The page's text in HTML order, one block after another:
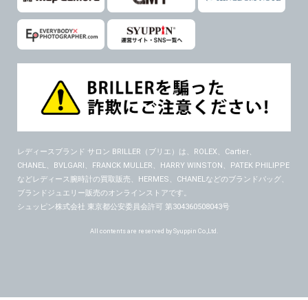
レディースブランド サロン BRILLER（ブリエ） は、ROLEX、Cartier、
CHANEL、BVLGARI、FRANCK MULLER、HARRY WINSTON、PATEK PHILIPPE
などレディース腕時計の買取販売、HERMES、CHANELなどのブランドバッグ、
ブランドジュエリー販売のオンラインストアです。
シュッピン株式会社 東京都公安委員会許可 第304360508043号
All contents are reserved by Syuppin Co.,Ltd.